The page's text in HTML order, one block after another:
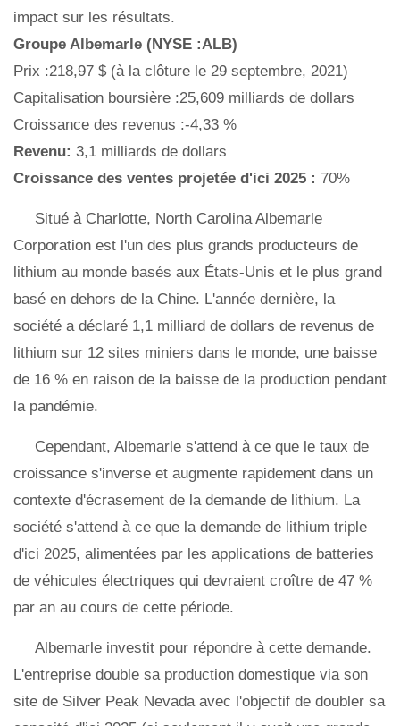
impact sur les résultats.
Groupe Albemarle (NYSE :ALB)
Prix ​​:218,97 $ (à la clôture le 29 septembre, 2021)
Capitalisation boursière :25,609 milliards de dollars
Croissance des revenus :-4,33 %
Revenu: 3,1 milliards de dollars
Croissance des ventes projetée d'ici 2025 : 70%
Situé à Charlotte, North Carolina Albemarle
Corporation est l'un des plus grands producteurs de
lithium au monde basés aux États-Unis et le plus grand
basé en dehors de la Chine. L'année dernière, la
société a déclaré 1,1 milliard de dollars de revenus de
lithium sur 12 sites miniers dans le monde, une baisse
de 16 % en raison de la baisse de la production pendant
la pandémie.
Cependant, Albemarle s'attend à ce que le taux de
croissance s'inverse et augmente rapidement dans un
contexte d'écrasement de la demande de lithium. La
société s'attend à ce que la demande de lithium triple
d'ici 2025, alimentées par les applications de batteries
de véhicules électriques qui devraient croître de 47 %
par an au cours de cette période.
Albemarle investit pour répondre à cette demande.
L'entreprise double sa production domestique via son
site de Silver Peak Nevada avec l'objectif de doubler sa